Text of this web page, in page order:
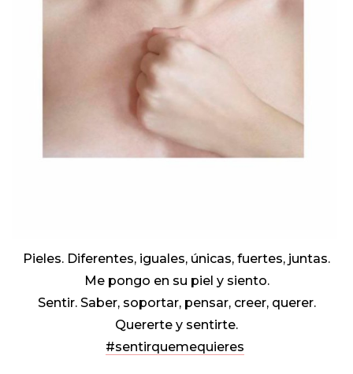
Pieles. Diferentes, iguales, únicas, fuertes, juntas.
Me pongo en su piel y siento.
Sentir. Saber, soportar, pensar, creer, querer.
Quererte y sentirte.
#sentirquemequieres